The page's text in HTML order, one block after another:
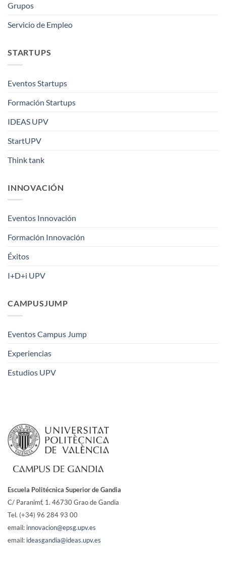
Grupos
Servicio de Empleo
STARTUPS
Eventos Startups
Formación Startups
IDEAS UPV
StartUPV
Think tank
INNOVACIÓN
Eventos Innovación
Formación Innovación
Éxitos
I+D+i UPV
CAMPUSJUMP
Eventos Campus Jump
Experiencias
Estudios UPV
Escuela Politécnica Superior de Gandia
C/ Paranimf, 1. 46730 Grao de Gandia
Tel. (+34) 96 284 93 00
email: innovacion@epsg.upv.es
email: ideasgandia@ideas.upv.es